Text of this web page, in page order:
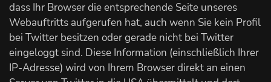
dass Ihr Browser die entsprechende Seite unseres
Webauftritts aufgerufen hat, auch wenn Sie kein Profil
bei Twitter besitzen oder gerade nicht bei Twitter
eingeloggt sind. Diese Information (einschließlich Ihrer
IP-Adresse) wird von Ihrem Browser direkt an einen